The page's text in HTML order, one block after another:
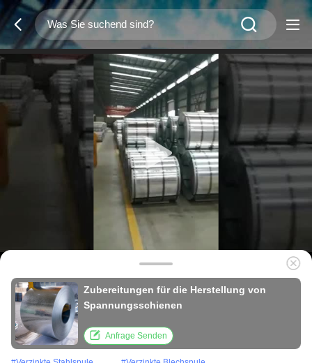
Zubereitungen für die Herstellung von
Spannungsschienen
Anfrage Senden